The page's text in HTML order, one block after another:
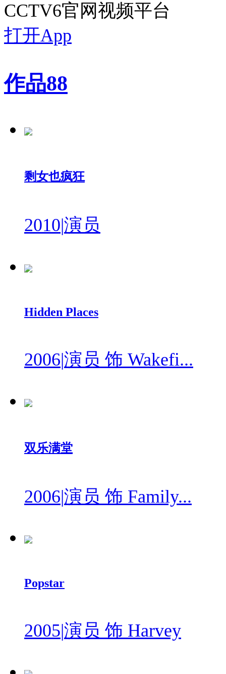
CCTV6官网视频平台
打开App
作品88
剩女也疯狂
2010|演员
Hidden Places
2006|演员 饰 Wakefi...
双乐满堂
2006|演员 饰 Family...
Popstar
2005|演员 饰 Harvey